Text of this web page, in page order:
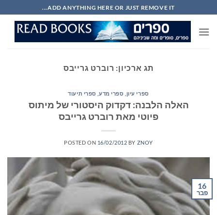
to
content
ADD ANYTHING HERE OR JUST REMOVE IT...
תג ארכיון: רוברט גרייבס
ספרי עיון, ספרי מדע, ספרי תיעוד
האלה הלבנה: דקדוק היסטורי של מיתוס
פיוטי מאת רוברט גרייבס
POSTED ON 16/02/2012 BY ZNOY
16
פבר